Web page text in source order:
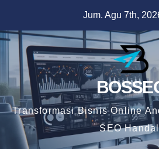
content
Jum. Agu 7th,
Transformasi Bisnis Online
SEO